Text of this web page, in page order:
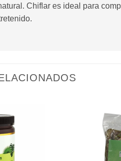
Chiflar es ideal para